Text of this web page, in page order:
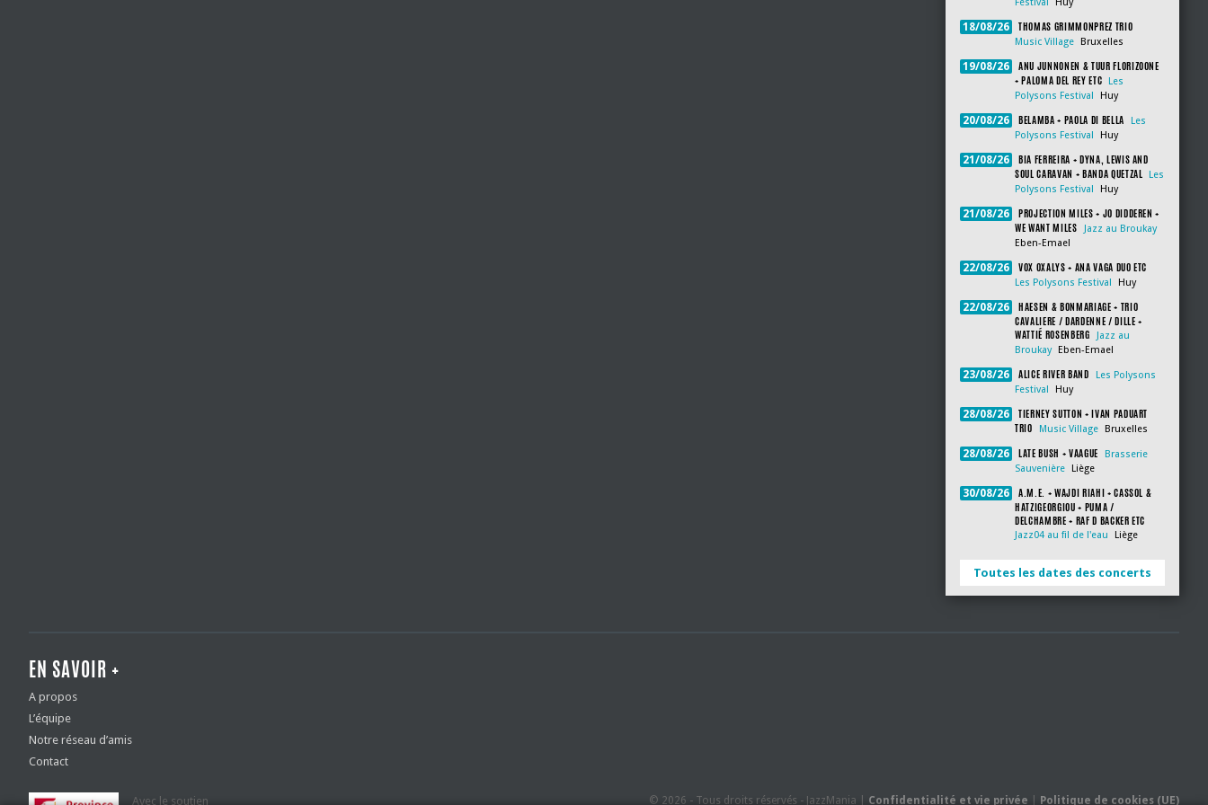
18/08/26 THOMAS GRIMMONPREZ TRIO
Music Village Bruxelles
19/08/26
ANU JUNNONEN & TUUR FLORIZOONE
+ PALOMA DEL REY ETC
Les
Polysons Festival
Huy
20/08/26 BELAMBA + PAOLA DI BELLA
Les
Polysons Festival
Huy
21/08/26
BIA FERREIRA + DYNA, LEWIS AND
SOUL CARAVAN + BANDA QUETZAL
Les
Polysons Festival
Huy
21/08/26
PROJECTION MILES + JO DIDDEREN +
WE WANT MILES
Jazz au Broukay
Eben-Emael
22/08/26 VOX OXALYS + ANA VAGA DUO ETC
Les Polysons Festival Huy
22/08/26
HAESEN & BONMARIAGE + TRIO
CAVALIERE / DARDENNE / DILLE +
WATTIÉ ROSENBERG
Jazz au
Broukay
Eben-Emael
23/08/26 ALICE RIVER BAND
Les Polysons
Festival
Huy
28/08/26
TIERNEY SUTTON + IVAN PADUART
TRIO
Music Village Bruxelles
28/08/26 LATE BUSH + VAAGUE
Brasserie
Sauvenière
Liège
30/08/26
A.M.E. + WAJDI RIAHI + CASSOL &
HATZIGEORGIOU + PUMA /
DELCHAMBRE + RAF D BACKER ETC
Jazz04 au fil de l'eau Liège
Toutes les dates des concerts
EN SAVOIR +
A propos
L’équipe
Notre réseau d’amis
Contact
Avec le soutien © 2026 - Tous droits réservés - JazzMania | Confidentialité et vie privée Politique de cookies (UE)